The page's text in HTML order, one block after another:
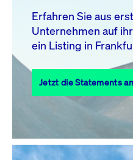
10 11
17
18 19
31
Erfahren Sie aus
Unternehmen auf
ein Listing in
Jetzt die Statements